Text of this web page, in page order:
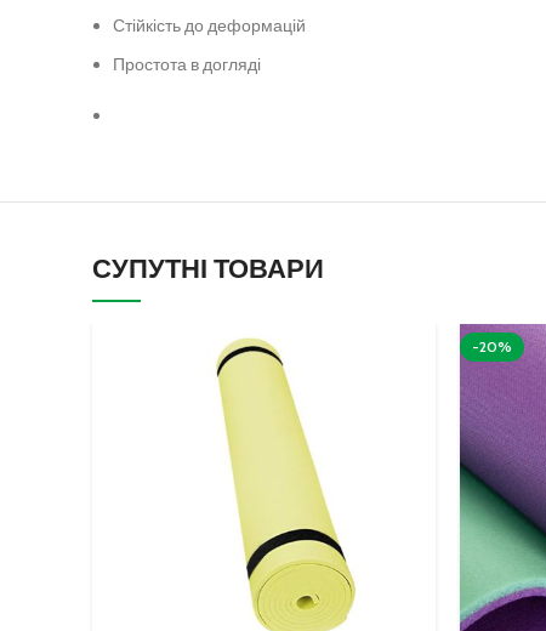
Стійкість до деформацій
Простота в догляді
СУПУТНІ ТОВАРИ
-20%